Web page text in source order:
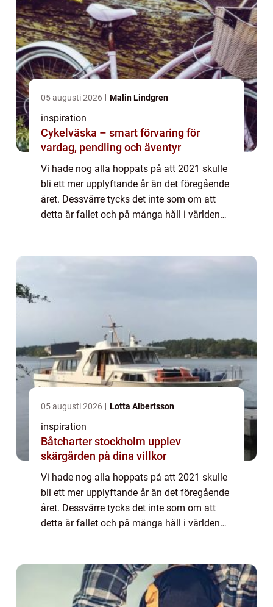
05 augusti 2026 Malin Lindgren
inspiration
Cykelväska – smart förvaring för
vardag, pendling och äventyr
Vi hade nog alla hoppats på att 2021 skulle
bli ett mer upplyftande år än det föregående
året. Dessvärre tycks det inte som om att
detta är fallet och på många håll i världen
05 augusti 2026 Lotta Albertsson
inspiration
Båtcharter stockholm upplev
skärgården på dina villkor
Vi hade nog alla hoppats på att 2021 skulle
bli ett mer upplyftande år än det föregående
året. Dessvärre tycks det inte som om att
detta är fallet och på många håll i världen